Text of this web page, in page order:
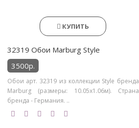
КУПИТЬ
32319 Обои Marburg Style
3500р.
Обои арт. 32319 из коллекции Style бренда
Marburg (размеры: 10.05х1.06м). Страна
бренда - Германия. ..